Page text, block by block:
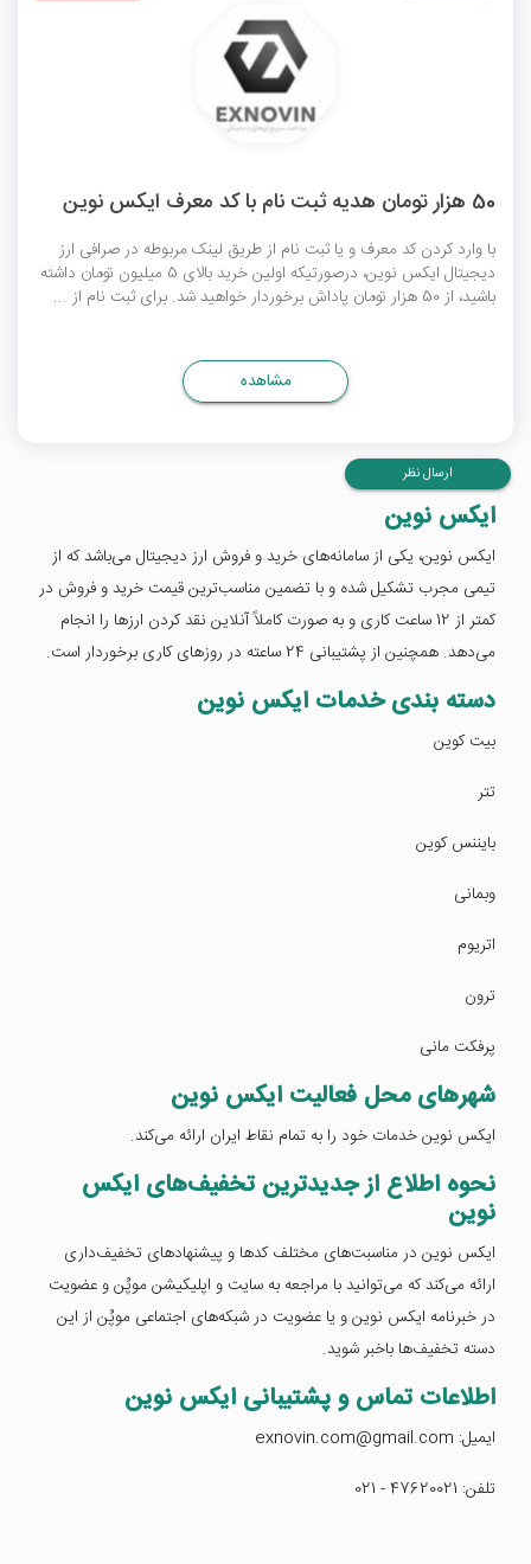
50 هزار تومان هدیه ثبت نام با کد معرف ایکس نوین
با وارد کردن کد معرف و یا ثبت نام از طریق لینک مربوطه در صرافی ارز
دیجیتال ایکس نوین، درصورتیکه اولین خرید بالای 5 میلیون تومان داشته
باشید، از 50 هزار تومان پاداش برخوردار خواهید شد. برای ثبت نام از ...
مشاهده
ارسال نظر
ایکس نوین
ایکس نوین، یکی از سامانه‌های خرید و فروش ارز دیجیتال می‌باشد که از
تیمی مجرب تشکیل شده و با تضمین مناسب‌ترین قیمت خرید و فروش در
کمتر از 12 ساعت کاری و به صورت کاملاً آنلاین نقد کردن ارزها را انجام
می‌دهد. همچنین از پشتیبانی 24 ساعته در روزهای کاری برخوردار است.
دسته بندی خدمات ایکس نوین
بیت کوین
تتر
بایننس کوین
وبمانی
اتریوم
ترون
پرفکت مانی
شهرهای محل فعالیت ایکس نوین
ایکس نوین خدمات خود را به تمام نقاط ایران ارائه می‌کند.
نحوه اطلاع از جدیدترین تخفیف‌های ایکس
نوین
ایکس نوین در مناسبت‌های مختلف کدها و پیشنهادهای تخفیف‌داری
ارائه می‌کند که می‌توانید با مراجعه به سایت و اپلیکیشن موپُن و عضویت
در خبرنامه ایکس نوین و یا عضویت در شبکه‌های اجتماعی موپُن از این
دسته تخفیف‌ها باخبر شوید.
اطلاعات تماس و پشتیبانی ایکس نوین
ایمیل: exnovin.com@gmail.com
تلفن: 47620021 - 021